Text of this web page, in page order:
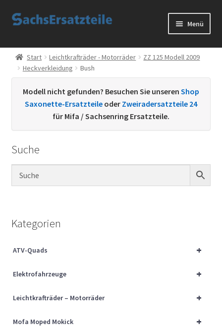
Zur
Zum
Menü
Start
AGB
Datenschutzerklärung
Kontakt
Sachs Ersatzteile
Über uns
Start Leichtkrafträder - Motorräder
ZZ 125 Modell 2009
Heckverkleidung
Bush
Modell nicht gefunden? Besuchen Sie unseren Shop
Saxonette-Ersatzteile oder Zweiradersatzteile 24
für Mifa / Sachsenring Ersatzteile.
Suche
Kategorien
+
ATV-Quads
+
Elektrofahrzeuge
+
Leichtkrafträder – Motorräder
+
Mofa Moped Mokick